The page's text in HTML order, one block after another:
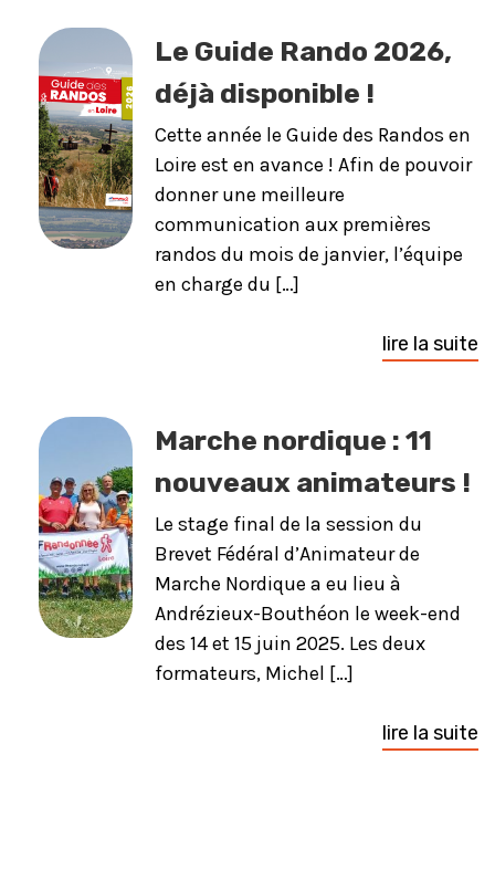
Le Guide Rando 2026,
déjà disponible !
Cette année le Guide des Randos en
Loire est en avance ! Afin de pouvoir
donner une meilleure
communication aux premières
randos du mois de janvier, l’équipe
en charge du […]
lire la suite
Marche nordique : 11
nouveaux animateurs !
Le stage final de la session du
Brevet Fédéral d’Animateur de
Marche Nordique a eu lieu à
Andrézieux-Bouthéon le week-end
des 14 et 15 juin 2025. Les deux
formateurs, Michel […]
lire la suite